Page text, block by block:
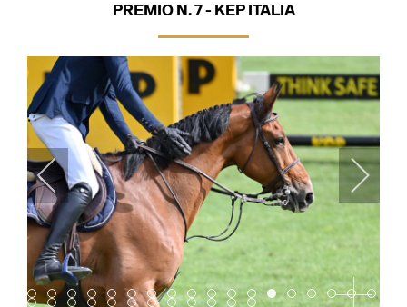
PREMIO N. 7 - KEP ITALIA
Item 0Item 1Item 2Item 3Item 4Item 5Item 6Item 7Item 8Item 9Item 10
Item 11Item 12Item 13Item 14Item 15
Item 16Item